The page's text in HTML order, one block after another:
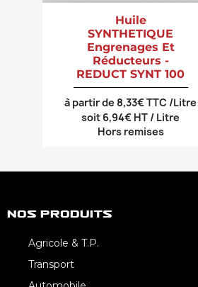
Huile
SYNTHETIQUE
Engrenages Et
Réducteurs -
REDUCT SYNT 100
à partir de 8,33€ TTC /Litre
soit 6,94€ HT / Litre
Hors remises
Nos Produits
Agricole & T.P.
Transport